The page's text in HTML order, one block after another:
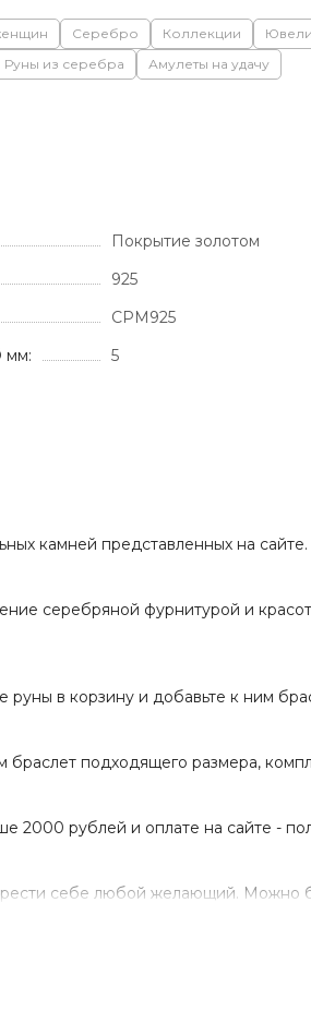
Серебро Коллекции
Руны из серебра Амулеты на удачу
Покрытие золотом
925
СРМ925
мм:
5
камней представленных на
серебряной фурнитурой и
в корзину и добавьте к ним
подходящего размера,
2000 рублей и оплате на сайте -
себе любой желающий. Можно
Манназ из серебра 925 пробы можем